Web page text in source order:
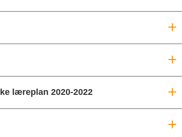
læreplan 2020-2022